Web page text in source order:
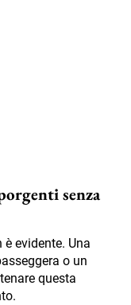
senza
è evidente. Una
o un
questa